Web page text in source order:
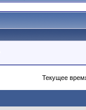
Текущее